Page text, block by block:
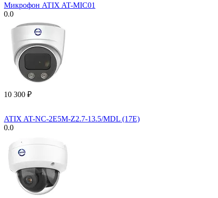
Микрофон ATIX AT-MIC01
0.0
10 300 ₽
ATIX AT-NC-2E5M-Z2.7-13.5/MDL (17E)
0.0